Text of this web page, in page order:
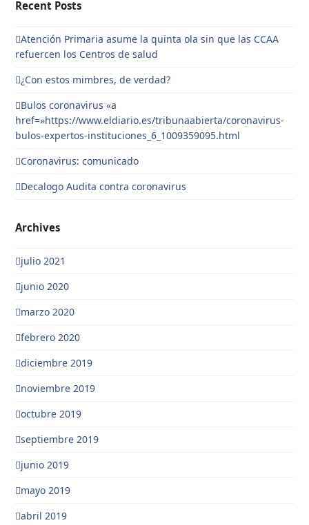
Recent Posts
Atención Primaria asume la quinta ola sin que las CCAA
refuercen los Centros de salud
¿Con estos mimbres, de verdad?
Bulos coronavirus «a
href=»https://www.eldiario.es/tribunaabierta/coronavirus-
bulos-expertos-instituciones_6_1009359095.html
Coronavirus: comunicado
Decalogo Audita contra coronavirus
Archives
julio 2021
junio 2020
marzo 2020
febrero 2020
diciembre 2019
noviembre 2019
octubre 2019
septiembre 2019
junio 2019
mayo 2019
abril 2019